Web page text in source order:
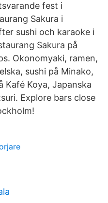
fest i
Sakura i
sushi och karaoke i
Sakura på
Okonomyaki, ramen,
sushi på Minako,
Kafé Koya, Japanska
Explore bars close